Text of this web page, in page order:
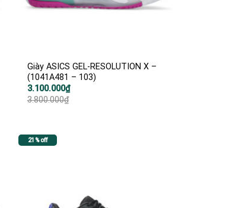
Giày ASICS GEL-RESOLUTION X –
(1041A481 – 103)
3.800.000₫
Giá
gốc
là:
3.100.000₫
Giá
hiện
tại
21% off